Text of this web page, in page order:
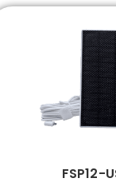
FSP12-